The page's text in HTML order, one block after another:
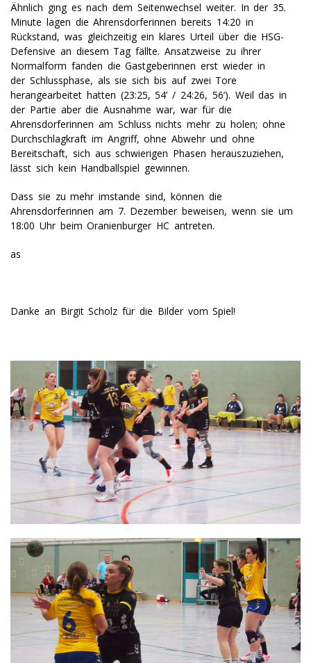
Ähnlich ging es nach dem Seitenwechsel weiter. In der 35.
Minute lagen die Ahrensdorferinnen bereits 14:20 in
Rückstand, was gleichzeitig ein klares Urteil über die HSG-
Defensive an diesem Tag fällte. Ansatzweise zu ihrer
Normalform fanden die Gastgeberinnen erst wieder in
der Schlussphase, als sie sich bis auf zwei Tore
herangearbeitet hatten (23:25, 54’ / 24:26, 56’). Weil das in
der Partie aber die Ausnahme war, war für die
Ahrensdorferinnen am Schluss nichts mehr zu holen; ohne
Durchschlagkraft im Angriff, ohne Abwehr und ohne
Bereitschaft, sich aus schwierigen Phasen herauszuziehen,
lässt sich kein Handballspiel gewinnen.
Dass sie zu mehr imstande sind, können die
Ahrensdorferinnen am 7. Dezember beweisen, wenn sie um
18:00 Uhr beim Oranienburger HC antreten.
as
Danke an Birgit Scholz für die Bilder vom Spiel!